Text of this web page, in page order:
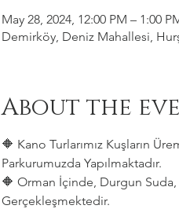
May 28, 2024, 12:00 PM – 1:00
Demirköy, Deniz Mahallesi,
About the
🔶 Kano Turlarımız Kuşların
Parkurumuzda Yapılmaktadır.
🔶 Orman İçinde, Durgun
Gerçekleşmektedir.